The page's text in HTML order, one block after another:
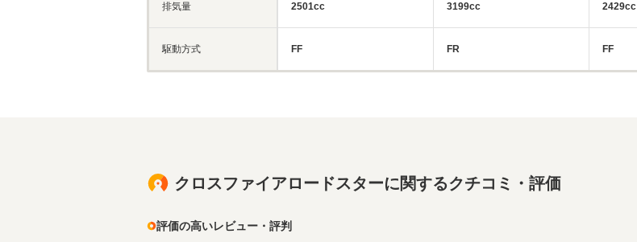
排気量
駆動方式
2501cc
FF
3199cc
FR
2429cc
FF
クロスファイアロードスターに関するクチコミ・評価
評価の高いレビュー・評判